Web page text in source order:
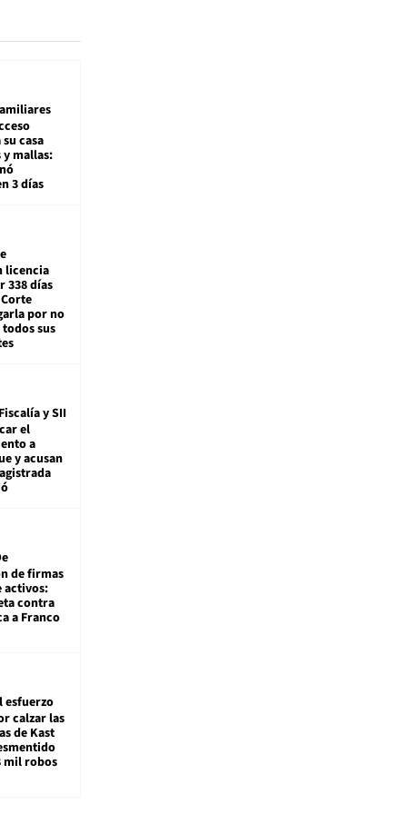
casa
mallas:
3 días
licencia
338 días
por no
sus
Fiscalía y SII
el
a
y acusan
de firmas
activos:
contra
a Franco
esfuerzo
calzar las
de Kast
mil robos